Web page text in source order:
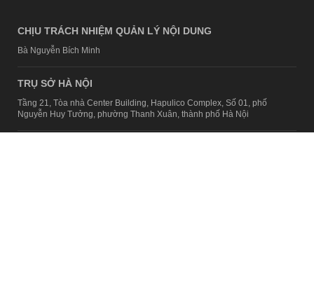
CHỊU TRÁCH NHIỆM QUẢN LÝ NỘI DUNG
Bà Nguyễn Bích Minh
TRỤ SỞ HÀ NỘI
Tầng 21, Tòa nhà Center Building, Hapulico Complex, Số 01, phố
Nguyễn Huy Tưởng, phường Thanh Xuân, thành phố Hà Nội